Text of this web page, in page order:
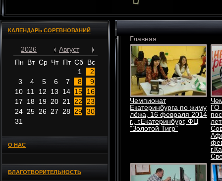
КАЛЕНДАРЬ СОРЕВНОВАНИЙ
2026
Август
Пн Вт Ср Чт Пт Сб Вс
1
2
3
4 5 6 7 8
9
10 11 12 13 14 15
16
17
18 19 20 21 22
23
24 25 26 27 28 29 30
31
О НАС
БЛАГОТВОРИТЕЛЬНОСТЬ
Главная
Чемпионат
Екатеринбурга по жиму
лёжа, 16 февраля 2014
г., г.Екатеринбург, ФЦ
"Золотой Тигр"
ГО